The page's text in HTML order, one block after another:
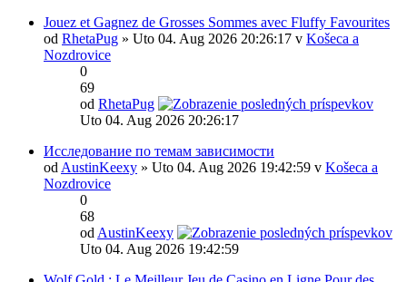
Jouez et Gagnez de Grosses Sommes avec Fluffy Favourites
od RhetaPug » Uto 04. Aug 2026 20:26:17 v Košeca a
Nozdrovice
0
69
od RhetaPug
Uto 04. Aug 2026 20:26:17
Исследование по темам зависимости
od AustinKeexy » Uto 04. Aug 2026 19:42:59 v Košeca a
Nozdrovice
0
68
od AustinKeexy
Uto 04. Aug 2026 19:42:59